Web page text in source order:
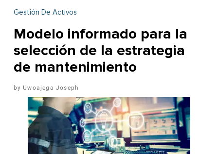
Gestión De Activos
Modelo informado para la
selección de la estrategia
de mantenimiento
Uwoajega Joseph